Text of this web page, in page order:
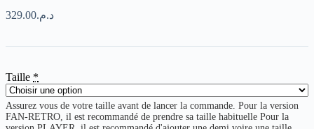
د.م.329.00
Taille *
Assurez vous de votre taille avant de lancer la commande. Pour la version
FAN-RETRO, il est recommandé de prendre sa taille habituelle Pour la